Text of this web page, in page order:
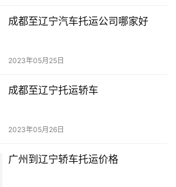
成都至辽宁汽车托运公司哪家好
2023年05月25日
成都至辽宁托运轿车
2023年05月26日
广州到辽宁轿车托运价格